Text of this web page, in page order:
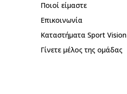
Ποιοί είμαστε
Επικοινωνία
Καταστήματα Sport Vision
Γίνετε μέλος της ομάδας